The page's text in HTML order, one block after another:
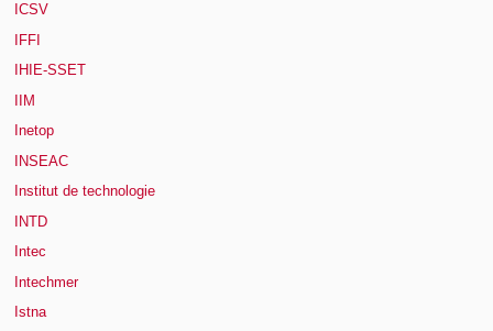
ICSV
IFFI
IHIE-SSET
IIM
Inetop
INSEAC
Institut de technologie
INTD
Intec
Intechmer
Istna